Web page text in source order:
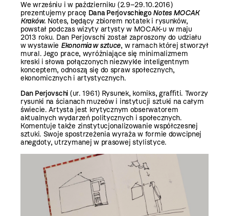
We wrześniu i w październiku (2.9–29.10.2016)
prezentujemy pracę Dana Perjovschiego Notes MOCAK
Kraków. Notes, będący zbiorem notatek i rysunków,
powstał podczas wizyty artysty w MOCAK-u w maju
2013 roku. Dan Perjovschi został zaproszony do udziału
w wystawie Ekonomia w sztuce, w ramach której stworzył
mural. Jego prace, wyróżniające się minimalizmem
kreski i słowa połączonych niezwykle inteligentnym
konceptem, odnoszą się do spraw społecznych,
ekonomicznych i artystycznych.
Dan Perjovschi (ur. 1961) Rysunek, komiks, graﬃti. Tworzy
rysunki na ścianach muzeów i instytucji sztuki na całym
świecie. Artysta jest krytycznym obserwatorem
aktualnych wydarzeń politycznych i społecznych.
Komentuje także zinstytucjonalizowanie współczesnej
sztuki. Swoje spostrzeżenia wyraża w formie dowcipnej
anegdoty, utrzymanej w prasowej stylistyce.